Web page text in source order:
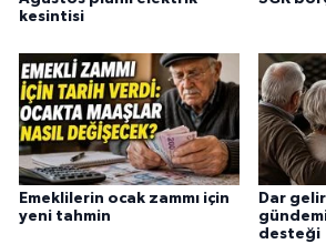
kesintisi
Emeklilerin ocak zammı için
yeni tahmin
Dar
desteği